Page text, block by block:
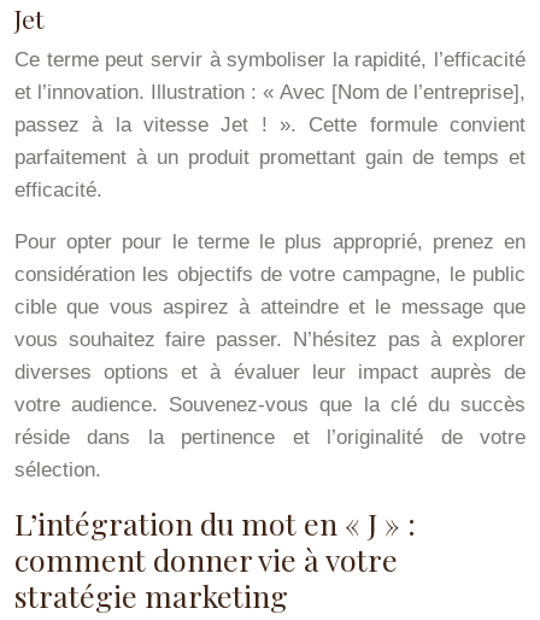
Jet
Ce terme peut servir à symboliser la rapidité, l’efficacité
et l’innovation. Illustration : « Avec [Nom de l’entreprise],
passez à la vitesse Jet ! ». Cette formule convient
parfaitement à un produit promettant gain de temps et
efficacité.
Pour opter pour le terme le plus approprié, prenez en
considération les objectifs de votre campagne, le public
cible que vous aspirez à atteindre et le message que
vous souhaitez faire passer. N’hésitez pas à explorer
diverses options et à évaluer leur impact auprès de
votre audience. Souvenez-vous que la clé du succès
réside dans la pertinence et l’originalité de votre
sélection.
L’intégration du mot en « J » :
comment donner vie à votre
stratégie marketing